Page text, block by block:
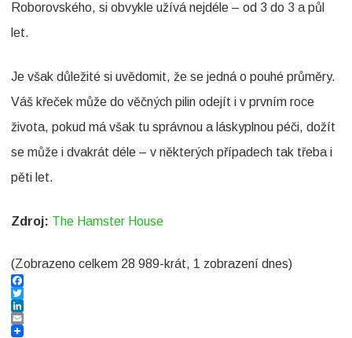
e
?
Roborovského, si obvykle užívá nejdéle – od 3 do 3 a půl
let.
Je však důležité si uvědomit, že se jedná o pouhé průměry.
Váš křeček může do věčných pilin odejít i v prvním roce
života, pokud má však tu správnou a láskyplnou péči, dožít
se může i dvakrát déle – v některých případech tak třeba i
pěti let.
Zdroj: The Hamster House
(Zobrazeno celkem 28 989-krát, 1 zobrazení dnes)
F
a
c
e
T
w
i
L
iE